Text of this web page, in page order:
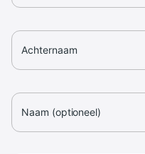
Achternaam
Naam (optioneel)